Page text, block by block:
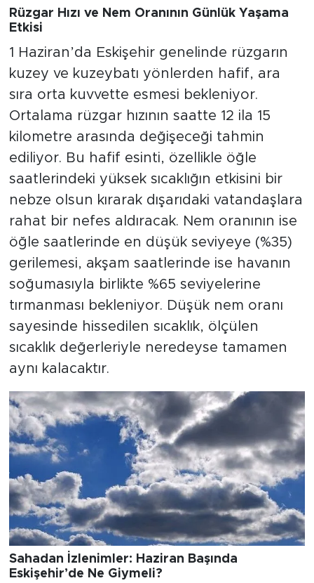
Rüzgar Hızı ve Nem Oranının Günlük Yaşama
Etkisi
1 Haziran’da Eskişehir genelinde rüzgarın
kuzey ve kuzeybatı yönlerden hafif, ara
sıra orta kuvvette esmesi bekleniyor.
Ortalama rüzgar hızının saatte 12 ila 15
kilometre arasında değişeceği tahmin
ediliyor. Bu hafif esinti, özellikle öğle
saatlerindeki yüksek sıcaklığın etkisini bir
nebze olsun kırarak dışarıdaki vatandaşlara
rahat bir nefes aldıracak. Nem oranının ise
öğle saatlerinde en düşük seviyeye (%35)
gerilemesi, akşam saatlerinde ise havanın
soğumasıyla birlikte %65 seviyelerine
tırmanması bekleniyor. Düşük nem oranı
sayesinde hissedilen sıcaklık, ölçülen
sıcaklık değerleriyle neredeyse tamamen
aynı kalacaktır.
Sahadan İzlenimler: Haziran Başında
Eskişehir’de Ne Giymeli?